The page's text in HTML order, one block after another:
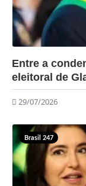
?>
Entre a
eleitoral de
29/07/2026
Brasil 247